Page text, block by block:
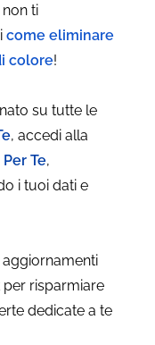
ti
come eliminare
colore!
su tutte le
, accedi alla
Te,
i tuoi dati e
risparmiare
dedicate a te